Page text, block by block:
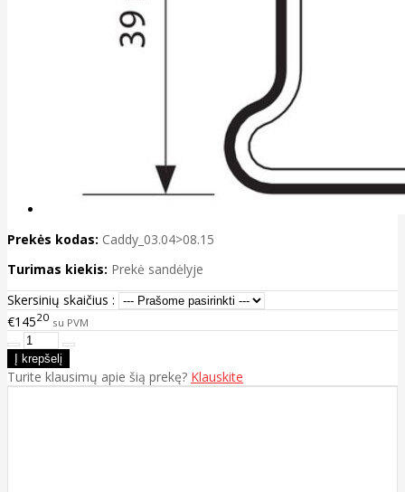
Prekės kodas: Caddy_03.04>08.15
Turimas kiekis: Prekė sandėlyje
Skersinių skaičius :
€14520 su PVM
Turite klausimų apie šią prekę? Klauskite